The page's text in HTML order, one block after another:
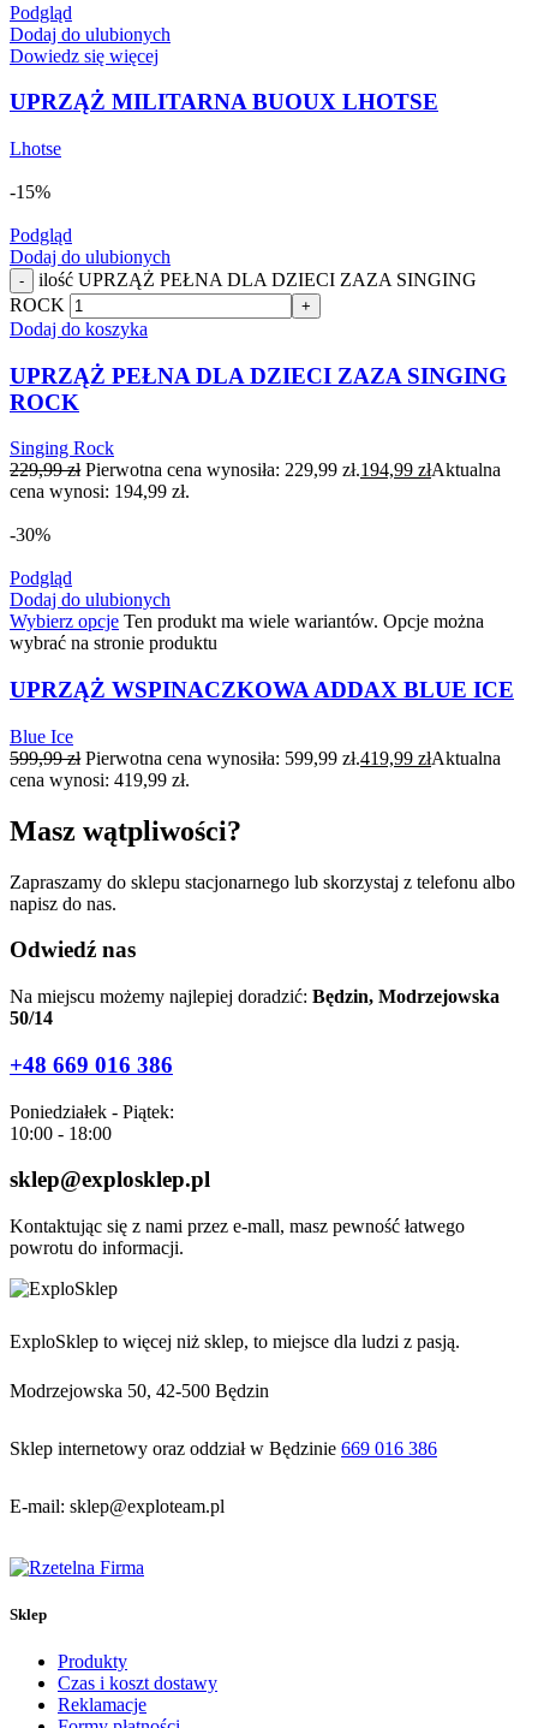
Podgląd
Dodaj do ulubionych
Dowiedz się więcej
UPRZĄŻ MILITARNA BUOUX LHOTSE
Lhotse
-15%
Podgląd
Dodaj do ulubionych
-
ilość UPRZĄŻ PEŁNA DLA DZIECI ZAZA SINGING
ROCK
+
Dodaj do koszyka
UPRZĄŻ PEŁNA DLA DZIECI ZAZA SINGING
ROCK
Singing Rock
229,99zł Pierwotna cena wynosiła: 229,99 zł.194,99 złAktualna
cena wynosi: 194,99 zł.
-30%
Podgląd
Dodaj do ulubionych
Wybierz opcje Ten produkt ma wiele wariantów. Opcje można
wybrać na stronie produktu
UPRZĄŻ WSPINACZKOWA ADDAX BLUE ICE
Blue Ice
599,99zł Pierwotna cena wynosiła: 599,99 zł.419,99 złAktualna
cena wynosi: 419,99 zł.
Masz wątpliwości?
Zapraszamy do sklepu stacjonarnego lub skorzystaj z telefonu albo
napisz do nas.
Odwiedź nas
Na miejscu możemy najlepiej doradzić: Będzin, Modrzejowska
50/14
+48 669 016 386
Poniedziałek - Piątek:
10:00 - 18:00
sklep@explosklep.pl
Kontaktując się z nami przez e-mall, masz pewność łatwego
powrotu do informacji.
ExploSklep to więcej niż sklep, to miejsce dla ludzi z pasją.
Modrzejowska 50, 42-500 Będzin
Sklep internetowy oraz oddział w Będzinie 669 016 386
E-mail: sklep@exploteam.pl
Sklep
Produkty
Czas i koszt dostawy
Reklamacje